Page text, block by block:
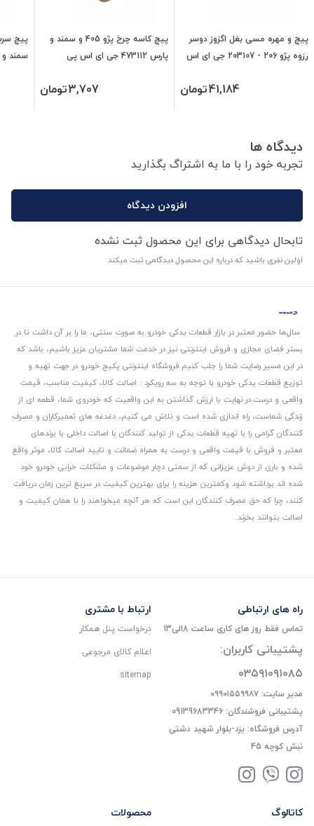
پیچ و مهره مسی بغل اگزوز دوسر
رزوه پژو 206 - 203107 جی ای اس
41,184تومان
پیچ کاسه چرخ پژو 405 و سمند و
پارس 473112 جی ای اس پی
3,707تومان
دیدگاه ها
تجربه خود را با ما به اشتراگ بگذارید
افزودن دیدگاه
تابحال دیدگاهی برای این محصول ثبت نشده
اولین نفری باشید که درباره این محصول دیدگاهی ثبت میکند
سال‌ها حضور معتبر در بازار قطعات یدکی خودرو به صورت سنتی، ما را بر آن داشت تا در
بستر فضای مجازی و فروش اینترنتی نیز در خدمت شما مشتریان عزیز باشیم، باشد که
در این مسیر رضایت شما را جلب کنیم.فروشگاه اینترنتی پکیج خودرو در جهت تهیه و
توزیع قطعات یدکی خودرو با توجه به سه رویکرد : اصالت کالا، کیفیت مناسب، قیمت
واقعی و درست.در نهایت با ارزش گذاشتن به این واقعیت که خودروی شما، قطعه ای از
زندگی شماست، راه اندازی شده است و تلاش می کنیم، دغدغه های تعمیرکاران و مصرف
کنندگان گرامی را با تهیه قطعات یدکی از تولید کنندگان با اصالت داخلی با برندهای
معتبر و فروش با قیمت واقعی و درست به همراه ضمانت و تایید اصالت کالا، موثر واقع
شده و باری از دوش عزیزانی که از سمتی دچار موضوعات و مشکلات خرابی خودرو خود
شده اند برداشته شود و‌کمترین هزینه را برای بهترین کیفیت در سریع ترین زمان دریافت
کنند، چرا که حق مصرف کنندگان این است که هر آنچه میخواهند را با همان کیفیت و
اصالت بتوانند بخرند..
راه های ارتباطی
تماس فقط روز های کاری ساعت 8الی13
پشتیبانی کاربران:
۰۳۵۹۱۰۹۱۰۸۵
مدیر سایت: ۰۹۹۰۱۵۵۹۹۸۷
پشتیبانی فروشندگان: 09139683346
آدرس فروشگاه: یزد-بلوار شهید دشتی
نبش کوچه 45
ارتباط با مشتری
درخواست پنل همکار
اعلام کالای مرجوعی
sitemap
کاتالوگ محصولات